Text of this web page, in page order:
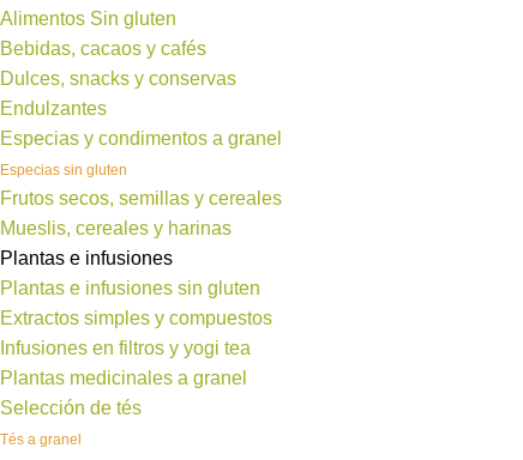
Alimentos Sin gluten
Bebidas, cacaos y cafés
Dulces, snacks y conservas
Endulzantes
Especias y condimentos a granel
Especias sin gluten
Frutos secos, semillas y cereales
Mueslis, cereales y harinas
Plantas e infusiones
Plantas e infusiones sin gluten
Extractos simples y compuestos
Infusiones en filtros y yogi tea
Plantas medicinales a granel
Selección de tés
Tés a granel